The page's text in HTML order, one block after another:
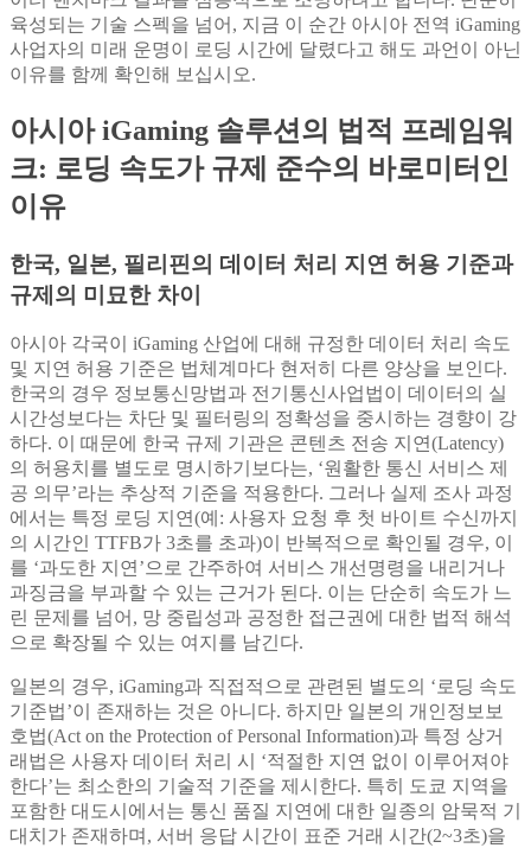
육성되는 기술 스펙을 넘어, 지금 이 순간 아시아 전역 iGaming
사업자의 미래 운명이 로딩 시간에 달렸다고 해도 과언이 아닌
이유를 함께 확인해 보십시오.
아시아 iGaming 솔루션의 법적 프레임워
크: 로딩 속도가 규제 준수의 바로미터인
이유
한국, 일본, 필리핀의 데이터 처리 지연 허용 기준과
규제의 미묘한 차이
아시아 각국이 iGaming 산업에 대해 규정한 데이터 처리 속도
및 지연 허용 기준은 법체계마다 현저히 다른 양상을 보인다.
한국의 경우 정보통신망법과 전기통신사업법이 데이터의 실
시간성보다는 차단 및 필터링의 정확성을 중시하는 경향이 강
하다. 이 때문에 한국 규제 기관은 콘텐츠 전송 지연(Latency)
의 허용치를 별도로 명시하기보다는, ‘원활한 통신 서비스 제
공 의무’라는 추상적 기준을 적용한다. 그러나 실제 조사 과정
에서는 특정 로딩 지연(예: 사용자 요청 후 첫 바이트 수신까지
의 시간인 TTFB가 3초를 초과)이 반복적으로 확인될 경우, 이
를 ‘과도한 지연’으로 간주하여 서비스 개선명령을 내리거나
과징금을 부과할 수 있는 근거가 된다. 이는 단순히 속도가 느
린 문제를 넘어, 망 중립성과 공정한 접근권에 대한 법적 해석
으로 확장될 수 있는 여지를 남긴다.
일본의 경우, iGaming과 직접적으로 관련된 별도의 ‘로딩 속도
기준법’이 존재하는 것은 아니다. 하지만 일본의 개인정보보
호법(Act on the Protection of Personal Information)과 특정 상거
래법은 사용자 데이터 처리 시 ‘적절한 지연 없이 이루어져야
한다’는 최소한의 기술적 기준을 제시한다. 특히 도쿄 지역을
포함한 대도시에서는 통신 품질 지연에 대한 일종의 암묵적 기
대치가 존재하며, 서버 응답 시간이 표준 거래 시간(2~3초)을